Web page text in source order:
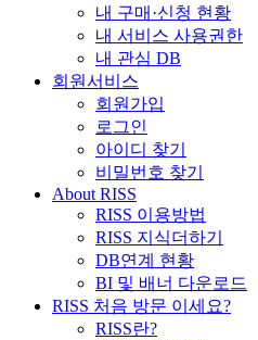
내 구매·신청 현황
내 서비스 사용권한
내 관심 DB
회원서비스
회원가입
로그인
아이디 찾기
비밀번호 찾기
About RISS
RISS 이용방법
RISS 지식더하기
DB연계 현황
BI 및 배너 다운로드
RISS 처음 방문 이세요?
RISS란?